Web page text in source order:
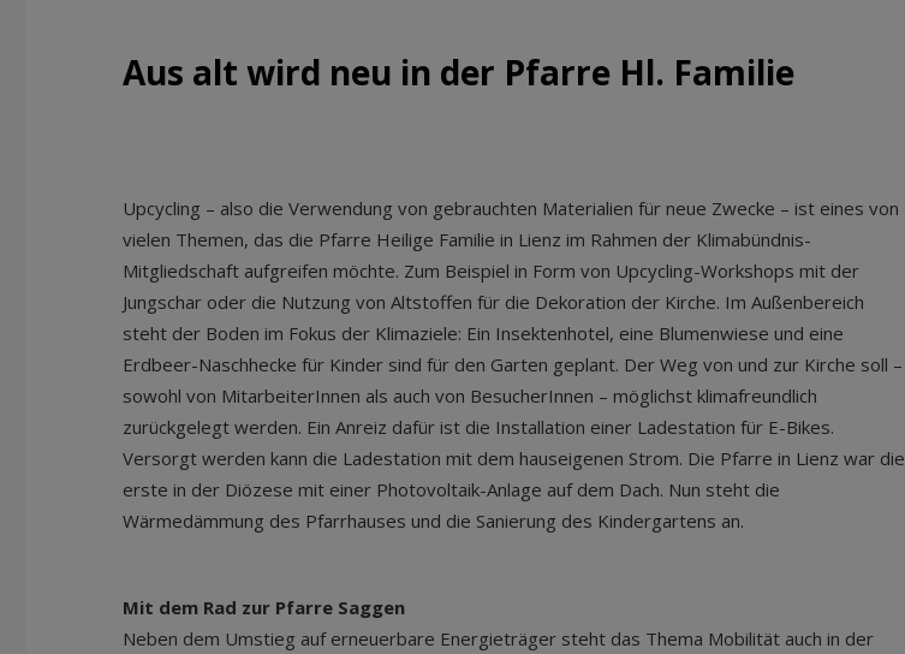
Aus alt wird neu in der Pfarre Hl. Familie
Upcycling – also die Verwendung von gebrauchten Materialien für neue Zwecke – ist eines von
vielen Themen, das die Pfarre Heilige Familie in Lienz im Rahmen der Klimabündnis-
Mitgliedschaft aufgreifen möchte. Zum Beispiel in Form von Upcycling-Workshops mit der
Jungschar oder die Nutzung von Altstoffen für die Dekoration der Kirche. Im Außenbereich
steht der Boden im Fokus der Klimaziele: Ein Insektenhotel, eine Blumenwiese und eine
Erdbeer-Naschhecke für Kinder sind für den Garten geplant. Der Weg von und zur Kirche soll –
sowohl von MitarbeiterInnen als auch von BesucherInnen – möglichst klimafreundlich
zurückgelegt werden. Ein Anreiz dafür ist die Installation einer Ladestation für E-Bikes.
Versorgt werden kann die Ladestation mit dem hauseigenen Strom. Die Pfarre in Lienz war die
erste in der Diözese mit einer Photovoltaik-Anlage auf dem Dach. Nun steht die
Wärmedämmung des Pfarrhauses und die Sanierung des Kindergartens an.
Mit dem Rad zur Pfarre Saggen
Neben dem Umstieg auf erneuerbare Energieträger steht das Thema Mobilität auch in der